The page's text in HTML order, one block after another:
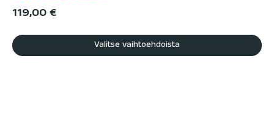
119,00€
Valitse vaihtoehdoista